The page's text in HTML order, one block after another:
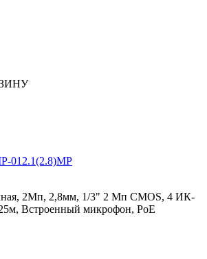
012.1(2.8)MP
2Мп, 2,8мм, 1/3" 2 Мп CMOS, 4 ИК-
Встроенный микрофон, PoE